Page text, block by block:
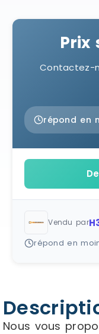
Prix
Contactez-
répond en
Vendu par
répond en
Nous vous